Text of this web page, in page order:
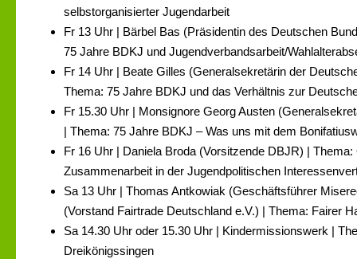
selbstorganisierter Jugendarbeit
Fr 13 Uhr | Bärbel Bas (Präsidentin des Deutschen
75 Jahre BDKJ und Jugendverbandsarbeit/
Fr 14 Uhr | Beate Gilles (Generalsekretärin der
Thema: 75 Jahre BDKJ und das Verhältnis zur
Fr 15.30 Uhr | Monsignore Georg Austen
| Thema: 75 Jahre BDKJ – Was uns mit dem
Fr 16 Uhr | Daniela Broda (Vorsitzende DBJR) |
Zusammenarbeit in der Jugendpolitischen
Sa 13 Uhr | Thomas Antkowiak (Geschäftsführer
(Vorstand Fairtrade Deutschland e.V.) | Thema: Fairer
Sa 14.30 Uhr oder 15.30 Uhr | Kindermissionswerk |
Dreikönigssingen